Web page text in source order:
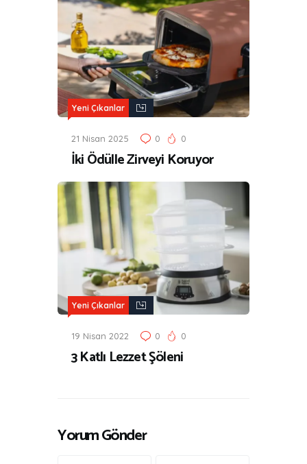
Yeni Çıkanlar
21 Nisan 2025 0 0
İki Ödülle Zirveyi Koruyor
Yeni Çıkanlar
19 Nisan 2022 0 0
3 Katlı Lezzet Şöleni
Yorum Gönder